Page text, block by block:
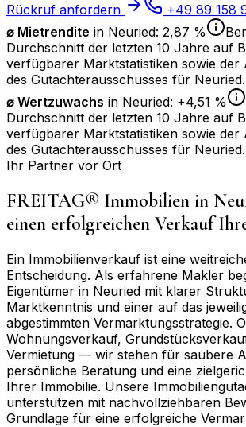
Rückruf anfordern
+49 89 158
⌀ Mietrendite in Neuried: 2,87 %
Durchschnitt der letzten 10 Jahre auf
verfügbarer Marktstatistiken sowie der
des Gutachterausschusses für Neuried.
⌀ Wertzuwachs in Neuried: +4,51 %
Durchschnitt der letzten 10 Jahre auf
verfügbarer Marktstatistiken sowie der
des Gutachterausschusses für Neuried.
Ihr Partner vor Ort
FREITAG® Immobilien in
einen erfolgreichen Verkauf
Ein Immobilienverkauf ist eine
Entscheidung. Als erfahrene Makler
Eigentümer in Neuried mit klarer
Marktkenntnis und einer auf das
abgestimmten Vermarktungsstrategie.
Wohnungsverkauf,
Vermietung — wir stehen für saubere
persönliche Beratung und eine
Ihrer Immobilie. Unsere
unterstützen mit nachvollziehbaren
Grundlage für eine erfolgreiche